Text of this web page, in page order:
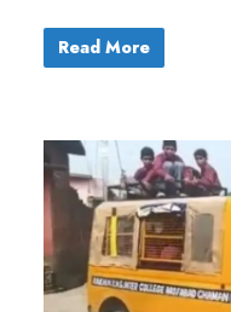
Read More